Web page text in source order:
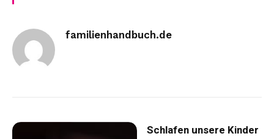
familienhandbuch.de
Schlafen unsere Kinder